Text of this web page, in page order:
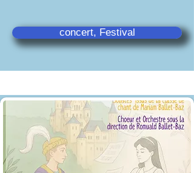
concert, Festival